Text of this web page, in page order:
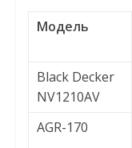
Модель
Black Decker
NV1210AV
AGR-170